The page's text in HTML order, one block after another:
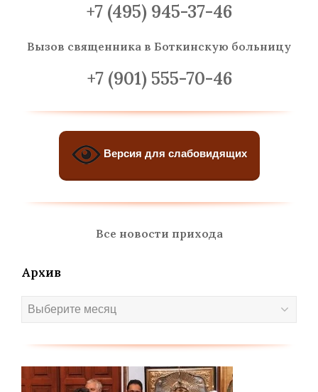
+7 (495) 945-37-46
Вызов священника в Боткинскую больницу
+7 (901) 555-70-46
Версия для слабовидящих
Все новости прихода
Архив
Архив